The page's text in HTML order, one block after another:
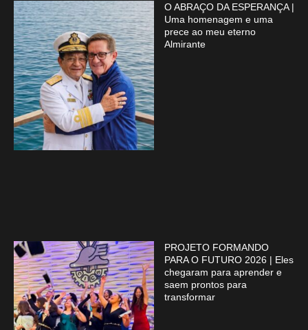
O ABRAÇO DA ESPERANÇA |
Uma homenagem e uma
prece ao meu eterno
Almirante
PROJETO FORMANDO
PARA O FUTURO 2026 | Eles
chegaram para aprender e
saem prontos para
transformar